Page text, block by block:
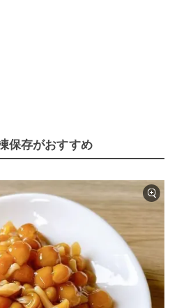
保存がおすすめ